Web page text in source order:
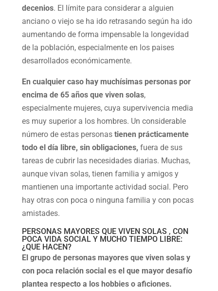
decenios. El límite para considerar a alguien
anciano o viejo se ha ido retrasando según ha ido
aumentando de forma impensable la longevidad
de la población, especialmente en los paises
desarrollados económicamente.
En cualquier caso hay muchísimas personas por
encima de 65 años que viven solas,
especialmente mujeres, cuya supervivencia media
es muy superior a los hombres. Un considerable
número de estas personas tienen prácticamente
todo el día libre, sin obligaciones, fuera de sus
tareas de cubrir las necesidades diarias. Muchas,
aunque vivan solas, tienen familia y amigos y
mantienen una importante actividad social. Pero
hay otras con poca o ninguna familia y con pocas
amistades.
PERSONAS MAYORES QUE VIVEN SOLAS , CON
POCA VIDA SOCIAL Y MUCHO TIEMPO LIBRE:
¿QUE HACEN?
El grupo de personas mayores que viven solas y
con poca relación social es el que mayor desafío
plantea respecto a los hobbies o aficiones.